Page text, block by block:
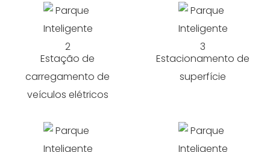
Estação de
carregamento de
veículos elétricos
Estacionamento de
superfície